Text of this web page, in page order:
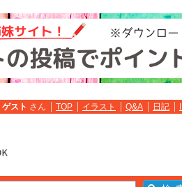
ゲスト さん TOP イラスト Q&A 日記